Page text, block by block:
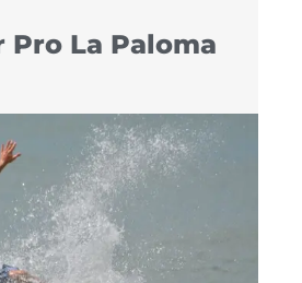
La Paloma